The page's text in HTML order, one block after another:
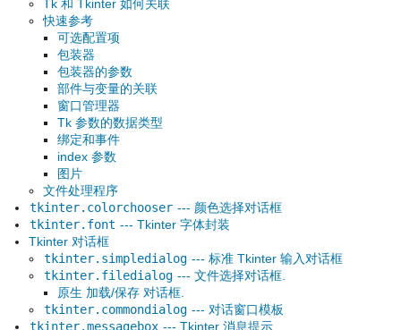
Tk 和 Tkinter 如何关联
快速参考
可选配置项
包装器
包装器的参数
部件与变量的关联
窗口管理器
Tk 参数的数据类型
绑定和事件
index 参数
图片
文件处理程序
tkinter.colorchooser --- 颜色选择对话框
tkinter.font --- Tkinter 字体封装
Tkinter 对话框
tkinter.simpledialog --- 标准 Tkinter 输入对话框
tkinter.filedialog --- 文件选择对话框.
原生 加载/保存 对话框.
tkinter.commondialog --- 对话窗口模板
tkinter.messagebox --- Tkinter 消息提示